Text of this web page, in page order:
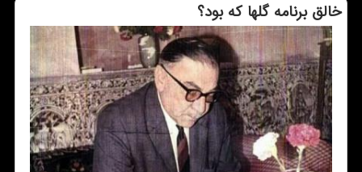
خالق برنامه گلها كه بود؟